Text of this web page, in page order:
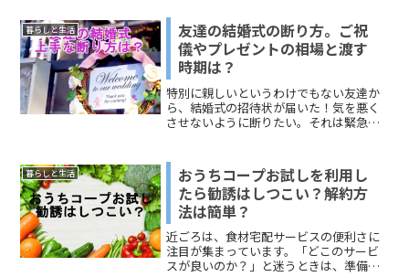
の納豆はいつまで大丈夫なのかをリサー
チしてみました。すると、...
暮らしと生活
友達の結婚式の断り方。ご祝
儀やプレゼントの相場と渡す
時期は？
特別に親しいというわけでもない友達か
ら、結婚式の招待状が届いた！気を悪く
させないように断りたい。それは緊急事
儀の相場、送る時期についてお伝えして
いきます。
暮らしと生活
おうちコープお試しを利用し
たら勧誘はしつこい？解約方
法は簡単？
近ごろは、食材宅配サービスの便利さに
注目が集まっています。「どこのサービ
スが良いのか？」と迷うときは、準備さ